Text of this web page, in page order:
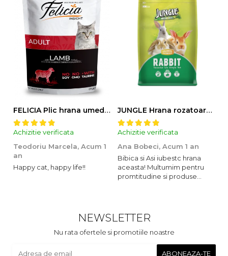
FELICIA Plic hrana umeda pentru pisici adulte, cu Miel, Set 12x85g
Achizitie verificata
Teodoriu Marcela, Acum 1
an
Happy cat, happy life!!
JUNGLE Hrana rozatoare IEPURI 500g
Achizitie verificata
Ana Bobeci, Acum 1 an
Bibica si Asi iubestc hrana
aceasta! Multumim pentru
promtitudine si produse
NEWSLETTER
Nu rata ofertele si promotiile noastre